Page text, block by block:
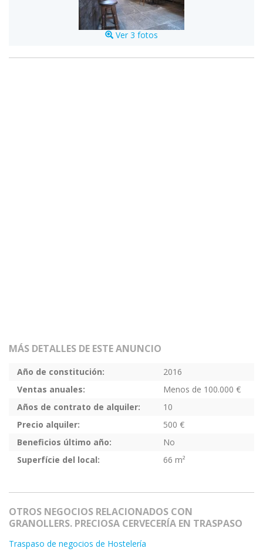
Ver 3 fotos
MÁS DETALLES DE ESTE ANUNCIO
Año de constitución:
2016
Ventas anuales:
Menos de 100.000 €
Años de contrato de alquiler:
10
Precio alquiler:
500 €
Beneficios último año:
No
Superfície del local:
66 m²
OTROS NEGOCIOS RELACIONADOS CON
GRANOLLERS. PRECIOSA CERVECERÍA EN TRASPASO
Traspaso de negocios de Hostelería